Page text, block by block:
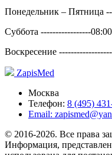
Понедельник – Пятница
Суббота -----------------
Воскресение
ZapisMed
Москва
Телефон: 8 (495)
Email:
© 2016-2026. Все права
Информация,